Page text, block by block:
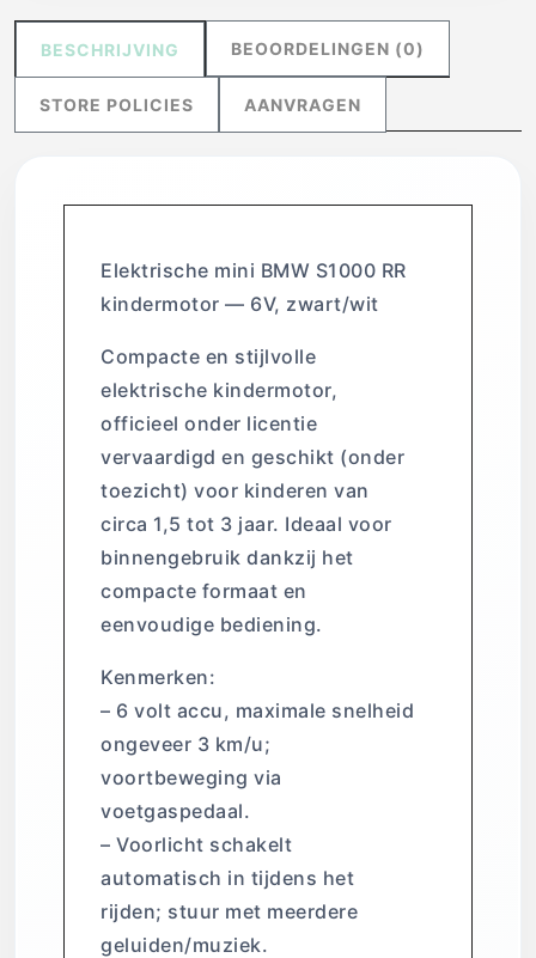
BESCHRIJVING BEOORDELINGEN (0)
STORE POLICIES AANVRAGEN
Elektrische mini BMW S1000 RR
kindermotor — 6V, zwart/wit
Compacte en stijlvolle
elektrische kindermotor,
officieel onder licentie
vervaardigd en geschikt (onder
toezicht) voor kinderen van
circa 1,5 tot 3 jaar. Ideaal voor
binnengebruik dankzij het
compacte formaat en
eenvoudige bediening.
Kenmerken:
– 6 volt accu, maximale snelheid
ongeveer 3 km/u;
voortbeweging via
voetgaspedaal.
– Voorlicht schakelt
automatisch in tijdens het
rijden; stuur met meerdere
geluiden/muziek.